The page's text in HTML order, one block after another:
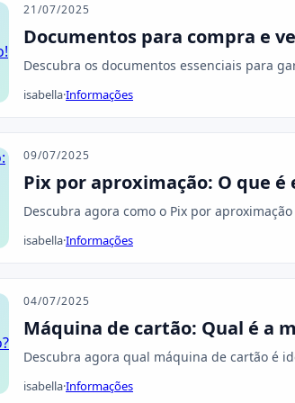
21/07/2025
Documentos para compra e
Descubra os documentos essenciais para
isabella·Informações
09/07/2025
Pix por aproximação: O que
Descubra agora como o Pix por
isabella·Informações
04/07/2025
Máquina de cartão: Qual é a
Descubra agora qual máquina de cartão é
isabella·Informações